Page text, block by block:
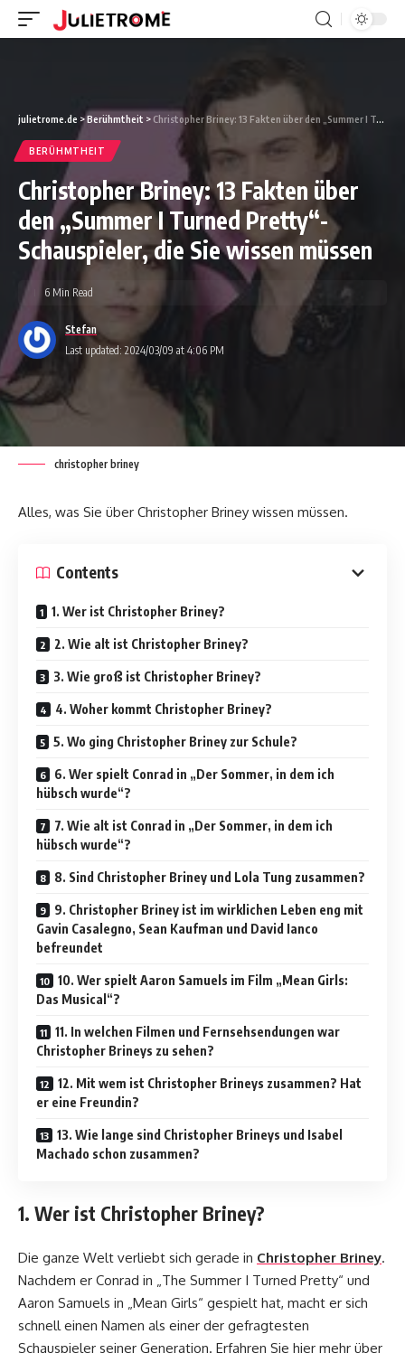
julietrome.de >Berühmtheit > Christopher Briney: 13 Fakten über den „Summer I Turned Pretty“-Schauspieler, die Sie wissen müssen
BERÜHMTHEIT
Christopher Briney: 13 Fakten über
den „Summer I Turned Pretty“-
Schauspieler, die Sie wissen müssen
Last updated: 2024/03/09 at 4:06 PM
Stefan
6 Min Read
christopher briney
Alles, was Sie über Christopher Briney wissen müssen.
Contents
1. Wer ist Christopher Briney?
2. Wie alt ist Christopher Briney?
3. Wie groß ist Christopher Briney?
4. Woher kommt Christopher Briney?
5. Wo ging Christopher Briney zur Schule?
6. Wer spielt Conrad in „Der Sommer, in dem ich
hübsch wurde“?
7. Wie alt ist Conrad in „Der Sommer, in dem ich
hübsch wurde“?
8. Sind Christopher Briney und Lola Tung zusammen?
9. Christopher Briney ist im wirklichen Leben eng mit
Gavin Casalegno, Sean Kaufman und David Ianco
befreundet
10. Wer spielt Aaron Samuels im Film „Mean Girls:
Das Musical“?
11. In welchen Filmen und Fernsehsendungen war
Christopher Brineys zu sehen?
12. Mit wem ist Christopher Brineys zusammen? Hat
er eine Freundin?
13. Wie lange sind Christopher Brineys und Isabel
Machado schon zusammen?
1. Wer ist Christopher Briney?
Die ganze Welt verliebt sich gerade in Christopher Briney.
Nachdem er Conrad in „The Summer I Turned Pretty“ und
Aaron Samuels in „Mean Girls“ gespielt hat, macht er sich
schnell einen Namen als einer der gefragtesten
Schauspieler seiner Generation. Erfahren Sie hier mehr über